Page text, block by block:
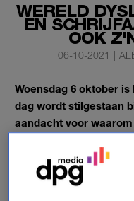
WERELD
EN
ÓÓK
06-10-2021 |
Woensdag 6 oktober is
dag wordt stilgestaan
aandacht voor
Volgens het CBS is